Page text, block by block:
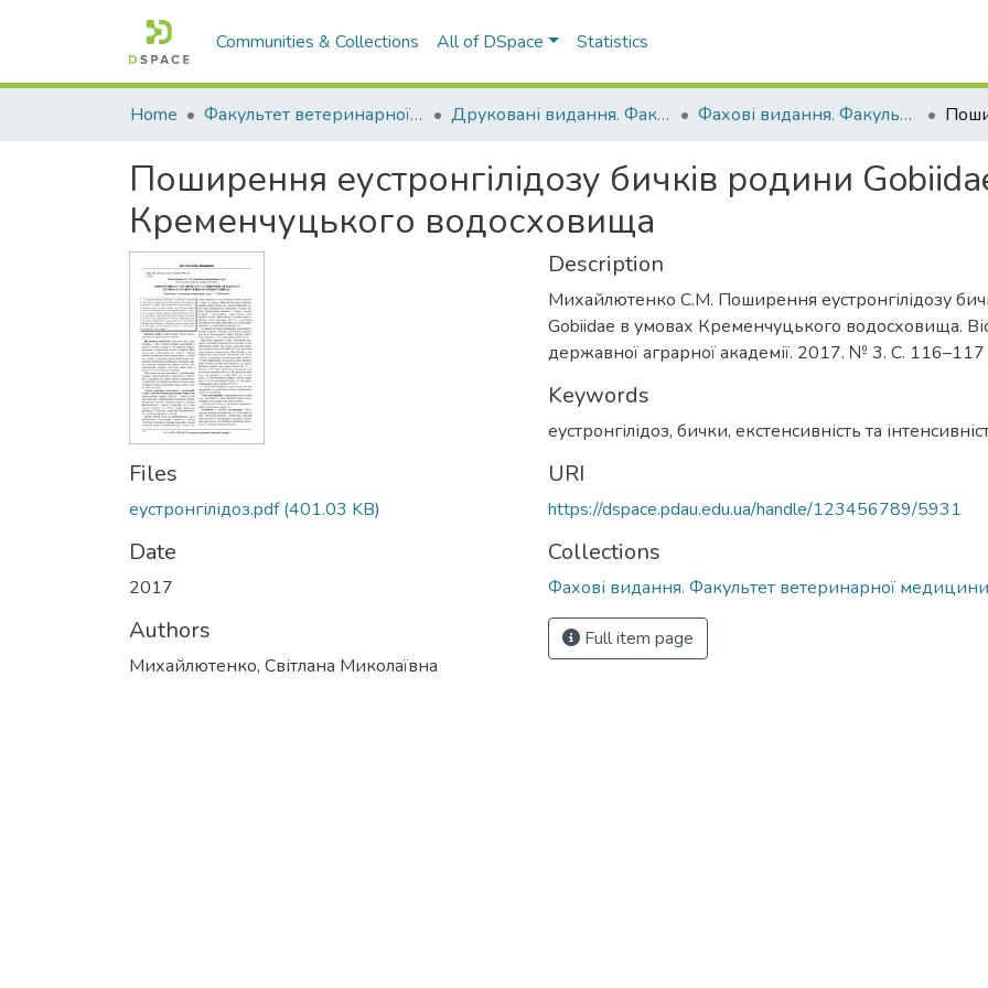
Communities & Collections All of DSpace Statistics
Home Факультет ветеринарної медицини Друковані видання. Факультет ветеринарної медицини Фахові видання. Факультет ветеринарної медицини
Поширення еустронгілідозу бичків родини
Кременчуцького водосховища
Files
еустронгілідоз.pdf(401.03 KB)
Date
2017
Authors
Михайлютенко, Світлана Миколаївна
Description
Михайлютенко С.М. Поширення еустронгілідозу
Gobiidae в умовах Кременчуцького водосховища.
державної аграрної академії. 2017. № 3. С. 116–117
Keywords
еустронгілідоз, бички, екстенсивність та
URI
https://dspace.pdau.edu.ua/handle/123456789/5931
Collections
Фахові видання. Факультет ветеринарної медицини
Full item page